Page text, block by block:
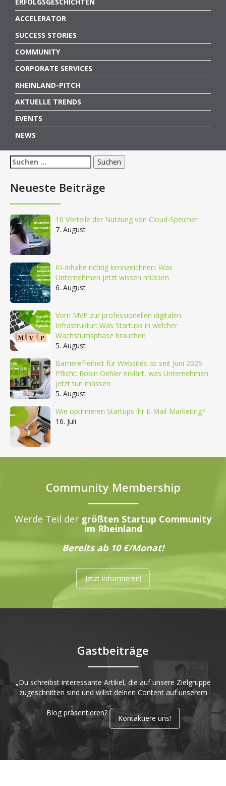
ERFOLGSGESCHICHTEN
ACCELERATOR
SUCCESS STORIES
COMMUNITY
CORPORATE SERVICES
RHEINLAND-PITCH
AKTUELLE TRENDS
EVENTS
NEWS
Suchen
nach:
Neueste Beiträge
10 Vorteile der Nutzung von Cloud-Speicher
7. August
KI-Inhalte richtig kennzeichnen: Was
Unternehmen jetzt wissen müssen
6. August
Vom MVP zur professionellen digitalen
Infrastruktur: Was Startups in welcher
Wachstumsphase brauchen
5. August
Barrierefreiheit für Websites ist seit Juni 2025
Pflicht: Robin Oehler erklärt, was Unternehmen
jetzt tun müssen
5. August
Wie optimieren Startups ihr E-Mail-Marketing?
16. Juli
Community Membership
Werde Teil der größten Startup Community
im Rheinland
Bereits ab 10 €/Monat!
Jetzt informieren!
Gastbeiträge
„Du schreibst interessante Artikel, die auf unsere Zielgruppe
zugeschnitten sind und willst deinen Content auf unserem
Blog präsentieren?
Kontaktiere uns!